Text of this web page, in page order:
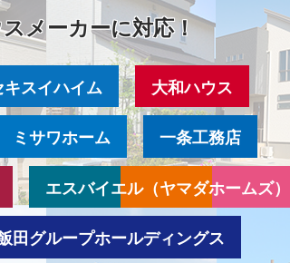
メーカーに対応！
キスイハイム 大和ハウス
ミサワホーム 一条工務店
エスバイエル（ヤマダホームズ）
田グループホールディングス